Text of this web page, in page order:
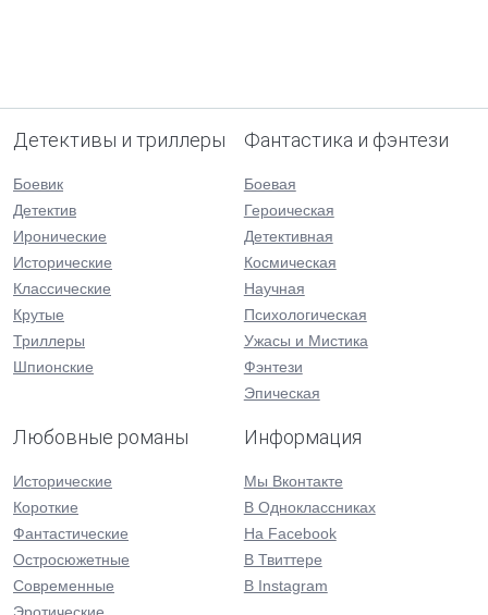
Детективы и триллеры
Боевик
Детектив
Иронические
Исторические
Классические
Крутые
Триллеры
Шпионские
Фантастика и фэнтези
Боевая
Героическая
Детективная
Космическая
Научная
Психологическая
Ужасы и Мистика
Фэнтези
Эпическая
Любовные романы
Исторические
Короткие
Фантастические
Остросюжетные
Современные
Информация
Мы Вконтакте
В Одноклассниках
На Facebook
В Твиттере
В Instagram